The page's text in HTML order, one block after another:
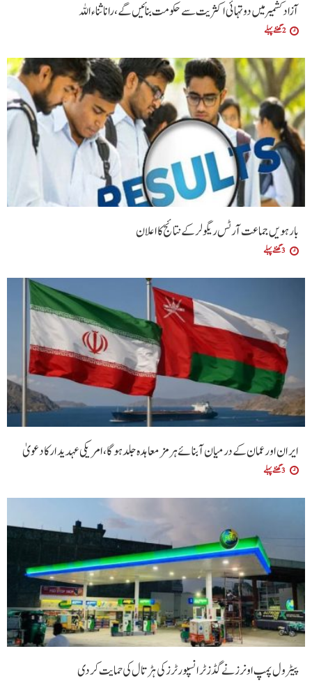
آزاد کشمیر میں دو تہائی اکثریت سے حکومت بنائیں گے ،رانا ثناء اللہ
2 گھنٹے پہلے
بارہویں جماعت آرٹس ریگولر کے نتائج کا اعلان
3 گھنٹے پہلے
ایران اور عمان کے درمیان آبنائے ہرمز معاہدہ جلد ہوگا،امریکی عہدیدار کا دعویٰ
3 گھنٹے پہلے
پیٹرول پمپ اونرز نے گڈز ٹرانسپورٹرز کی ہڑتال کی حمایت کردی